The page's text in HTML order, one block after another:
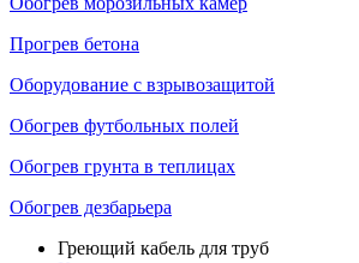
Прогрев бетона
Оборудование с взрывозащитой
Обогрев футбольных полей
Обогрев грунта в теплицах
Обогрев дезбарьера
Греющий кабель для труб